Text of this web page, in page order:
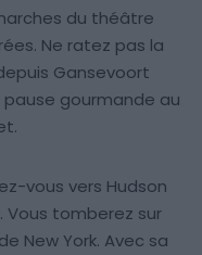
du théâtre
Ne ratez pas la
Gansevoort
gourmande au
vous vers Hudson
Vous tomberez sur
New York. Avec sa